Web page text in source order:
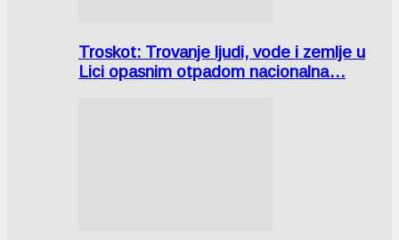
Troskot: Trovanje ljudi, vode i zemlje u
Lici opasnim otpadom nacionalna…